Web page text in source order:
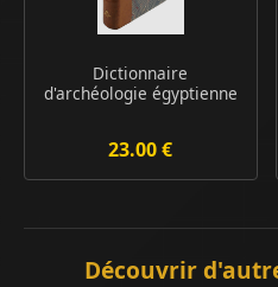
Dictionnaire
d'archéologie égyptienne
23.00 €
Découvrir